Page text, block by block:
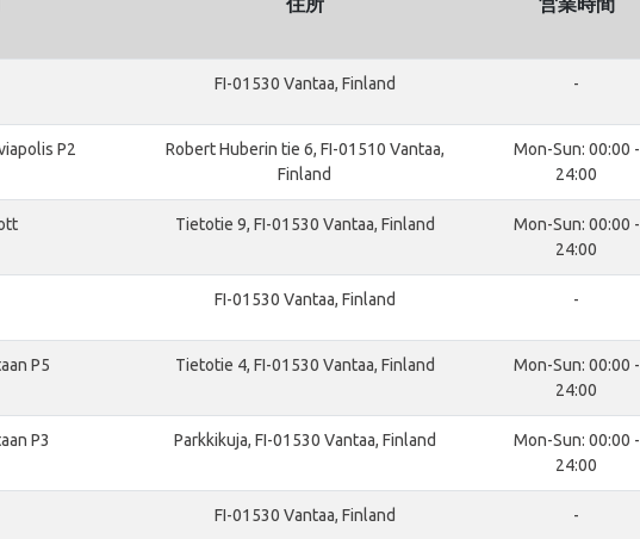
FI-01530 Vantaa, Finland -
P2
Robert Huberin tie 6, FI-01510 Vantaa,
Finland
Mon-Sun: 00:00 -
24:00
Tietotie 9, FI-01530 Vantaa, Finland
Mon-Sun: 00:00 -
24:00
FI-01530 Vantaa, Finland -
P5 Tietotie 4, FI-01530 Vantaa, Finland
Mon-Sun: 00:00 -
24:00
P3
Parkkikuja, FI-01530 Vantaa, Finland
Mon-Sun: 00:00 -
24:00
FI-01530 Vantaa, Finland -